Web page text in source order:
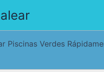
Piscinas Verdes